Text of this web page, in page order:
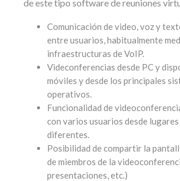
de este tipo software de reuniones
Comunicación de video, voz y
entre usuarios, habitualmente
infraestructuras de VoIP.
Videconferencias desde PC y
móviles y desde los principales
operativos.
Funcionalidad de
con varios usuarios desde
diferentes.
Posibilidad de compartir la
de miembros de la
presentaciones, etc.)